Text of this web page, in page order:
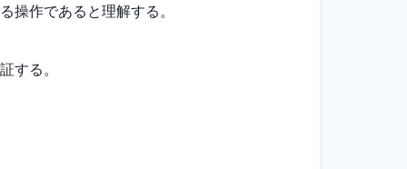
作であると理解する。
する。